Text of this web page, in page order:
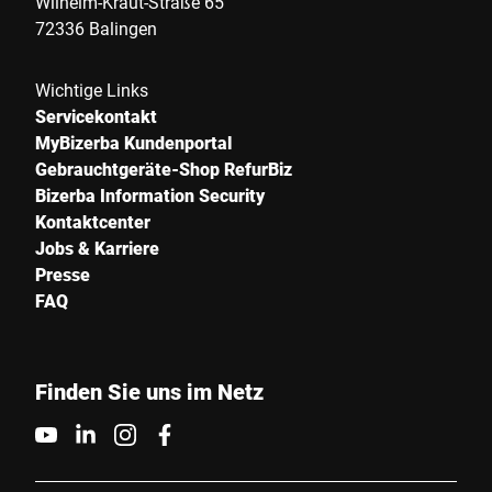
72336 Balingen
Wichtige Links
Servicekontakt
MyBizerba Kundenportal
Gebrauchtgeräte-Shop RefurBiz
Bizerba Information Security
Kontaktcenter
Jobs & Karriere
Presse
FAQ
Finden Sie uns im Netz